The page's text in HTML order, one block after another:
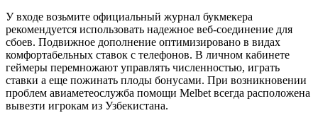
У входе возьмите официальный журнал букмекера
рекомендуется использовать надежное веб-соединение для
сбоев. Подвижное дополнение оптимизировано в видах
комфортабельных ставок с телефонов. В личном кабинете
геймеры перемножают управлять численностью, играть
ставки а еще пожинать плоды бонусами. При возникновении
проблем авиаметеослужба помощи Melbet всегда расположена
вывезти игрокам из Узбекистана.